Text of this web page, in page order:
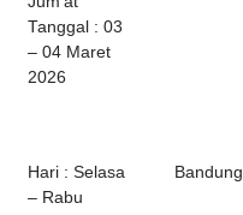
Tanggal : 03
– 04 Maret
2026
Hari : Selasa
– Rabu
Bandung